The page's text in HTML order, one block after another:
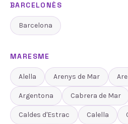
BARCELONÈS
Barcelona
MARESME
Alella Arenys de Mar
Argentona Cabrera de Mar
Caldes d'Estrac Calella